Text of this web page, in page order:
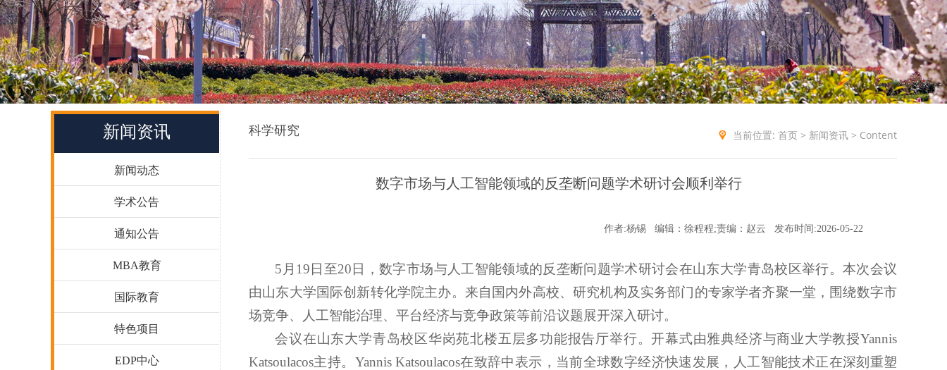
新闻资讯
新闻动态
学术公告
通知公告
MBA教育
国际教育
特色项目
EDP中心
科学研究 当前位置: 首页 > 新闻资讯 > Content
数字市场与人工智能领域的反垄断问题学术研讨会顺利举行
作者:杨锡 编辑：徐程程;责编：赵云 发布时间:2026-05-22
5月19日至20日，数字市场与人工智能领域的反垄断问题学术研讨会在山东大学青岛校区举行。本次会议
由山东大学国际创新转化学院主办。来自国内外高校、研究机构及实务部门的专家学者齐聚一堂，围绕数字市
场竞争、人工智能治理、平台经济与竞争政策等前沿议题展开深入研讨。
会议在山东大学青岛校区华岗苑北楼五层多功能报告厅举行。开幕式由雅典经济与商业大学教授Yannis
Katsoulacos主持。 Yannis Katsoulacos在致辞中表示，当前全球数字经济快速发展，人工智能技术正在深刻重塑